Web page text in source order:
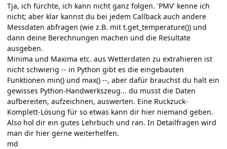
Tja, ich fürchte, ich kann nicht ganz folgen. 'PMV' kenne ich
nicht; aber klar kannst du bei jedem Callback auch andere
Messdaten abfragen (wie z.B. mit t.get_temperature()) und
dann deine Berechnungen machen und die Resultate
ausgeben.
Minima und Maxima etc. aus Wetterdaten zu extrahieren ist
nicht schwierig -- in Python gibt es die eingebauten
Funktionen min() und max() --, aber dafür brauchst du halt ein
gewisses Python-Handwerkszeug... du musst die Daten
aufbereiten, aufzeichnen, auswerten. Eine Ruckzuck-
Komplett-Lösung für so etwas kann dir hier niemand geben.
Also hol dir ein gutes Lehrbuch und ran. In Detailfragen wird
man dir hier gerne weiterhelfen.
md